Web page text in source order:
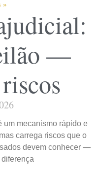
»
—
mecanismo rápido e
carrega riscos que o
devem conhecer —